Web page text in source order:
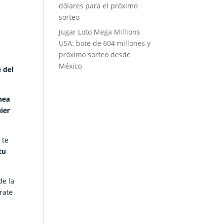
del
te
la
dólares para el próximo
sorteo
Jugar Loto Mega Millions
USA: bote de 604 millones y
próximo sorteo desde
México